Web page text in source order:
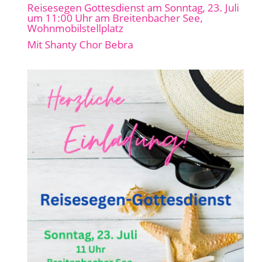
Reisesegen Gottesdienst am Sonntag, 23. Juli
um 11:00 Uhr am Breitenbacher See,
Wohnmobilstellplatz
Mit Shanty Chor Bebra